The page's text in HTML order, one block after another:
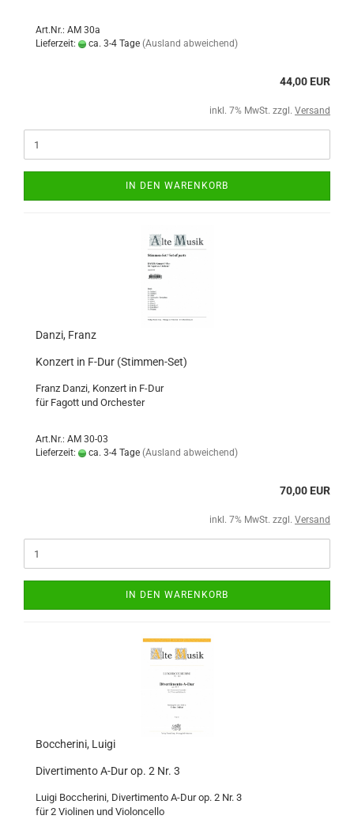
Art.Nr.: AM 30a
Lieferzeit:
ca. 3-4 Tage (Ausland abweichend)
44,00 EUR
inkl. 7% MwSt. zzgl. Versand
IN DEN WARENKORB
Danzi, Franz
Konzert in F-Dur (Stimmen-Set)
Franz Danzi, Konzert in F-Dur
für Fagott und Orchester
Art.Nr.: AM 30-03
Lieferzeit:
ca. 3-4 Tage (Ausland abweichend)
70,00 EUR
inkl. 7% MwSt. zzgl. Versand
IN DEN WARENKORB
Boccherini, Luigi
Divertimento A-Dur op. 2 Nr. 3
Luigi Boccherini, Divertimento A-Dur op. 2 Nr. 3
für 2 Violinen und Violoncello